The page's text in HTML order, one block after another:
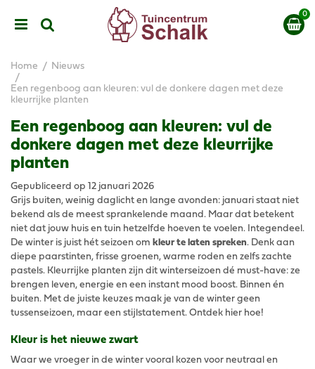
Home Nieuws
Een regenboog aan kleuren: vul de donkere dagen met deze
kleurrijke planten
Een regenboog aan kleuren: vul de
donkere dagen met deze kleurrijke
planten
Gepubliceerd op 12 januari 2026
Grijs buiten, weinig daglicht en lange avonden: januari staat niet
bekend als de meest sprankelende maand. Maar dat betekent
niet dat jouw huis en tuin hetzelfde hoeven te voelen. Integendeel.
De winter is juist hét seizoen om kleur te laten spreken. Denk aan
diepe paarstinten, frisse groenen, warme roden en zelfs zachte
pastels. Kleurrijke planten zijn dit winterseizoen dé must-have: ze
brengen leven, energie en een instant mood boost. Binnen én
buiten. Met de juiste keuzes maak je van de winter geen
tussenseizoen, maar een stijlstatement. Ontdek hier hoe!
Kleur is het nieuwe zwart
Waar we vroeger in de winter vooral kozen voor neutraal en